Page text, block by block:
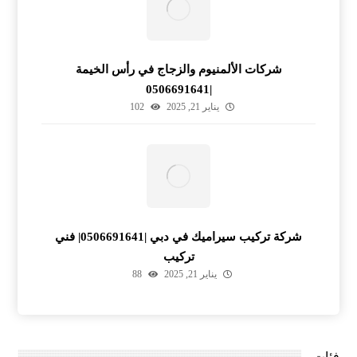
شركات الألمنيوم والزجاج في رأس الخيمة
|0506691641
يناير 21, 2025 102
شركة تركيب سيراميك في دبي |0506691641| فني
تركيب
يناير 21, 2025 88